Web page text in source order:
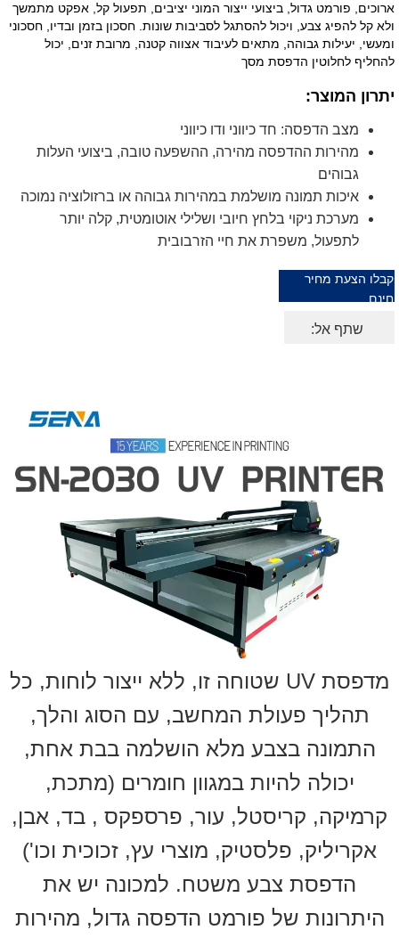
ארוכים, פורמט גדול, ביצועי ייצור המוני יציבים, תפעול קל, אפקט מתמשך
ולא קל להפיג צבע, ויכול להסתגל לסביבות שונות. חסכון בזמן ובדיו, חסכוני
ומעשי, יעילות גבוהה, מתאים לעיבוד אצווה קטנה, מרובת זנים, יכול
להחליף לחלוטין הדפסת מסך
יתרון המוצר:
מצב הדפסה: חד כיווני ודו כיווני
מהירות ההדפסה מהירה, ההשפעה טובה, ביצועי העלות
גבוהים
איכות תמונה מושלמת במהירות גבוהה או ברזולוציה נמוכה
מערכת ניקוי בלחץ חיובי ושלילי אוטומטית, קלה יותר
לתפעול, משפרת את חיי הזרבובית
קבלו הצעת מחיר
חינם
שתף אל:
מדפסת UV שטוחה זו, ללא ייצור לוחות, כל
תהליך פעולת המחשב, עם הסוג והלך,
התמונה בצבע מלא הושלמה בבת אחת,
יכולה להיות במגוון חומרים (מתכת,
קרמיקה, קריסטל, עור, פרספקס , בד, אבן,
אקריליק, פלסטיק, מוצרי עץ, זכוכית וכו')
הדפסת צבע משטח. למכונה יש את
היתרונות של פורמט הדפסה גדול, מהירות